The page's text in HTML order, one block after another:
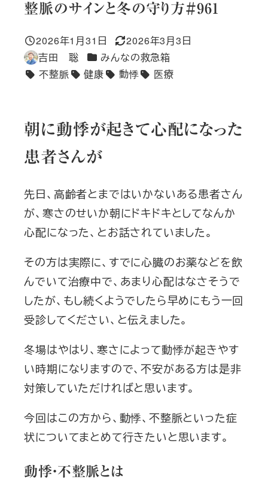
整脈のサインと冬の守り方＃961
投稿日
2026年1月31日
更新日
2026年3月3日
著
者
吉田 聡 カテゴリー
みんなの救急箱
タグ
不整脈 健康 動悸 医療
朝に動悸が起きて心配になった
患者さんが
先日、高齢者とまではいかないある患者さん
が、寒さのせいか朝にドキドキとしてなんか
心配になった、とお話されていました。
その方は実際に、すでに心臓のお薬などを飲
んでいて治療中で、あまり心配はなさそうで
したが、もし続くようでしたら早めにもう一回
受診してください、と伝えました。
冬場はやはり、寒さによって動悸が起きやす
い時期になりますので、不安がある方は是非
対策していただければと思います。
今回はこの方から、動悸、不整脈といった症
状についてまとめて行きたいと思います。
動悸・不整脈とは